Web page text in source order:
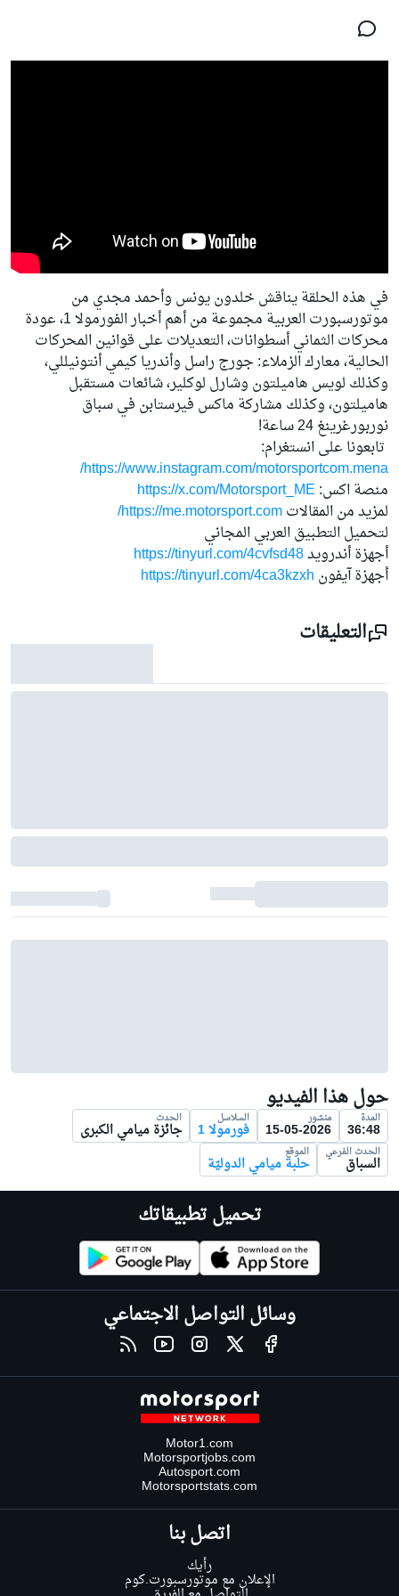
في هذه الحلقة يناقش خلدون يونس وأحمد مجدي من
موتورسبورت العربية مجموعة من أهم أخبار الفورمولا 1، عودة
محركات الثماني أسطوانات، التعديلات على قوانين المحركات
الحالية، معارك الزملاء: جورج راسل وأندريا كيمي أنتونيللي،
وكذلك لويس هاميلتون وشارل لوكلير، شائعات مستقبل
هاميلتون، وكذلك مشاركة ماكس فيرستابن في سباق
نوربورغرينغ 24 ساعة!
تابعونا على انستغرام:
https://www.instagram.com/motorsportcom.mena/
منصة اكس: https://x.com/Motorsport_ME
لمزيد من المقالاتhttps://me.motorsport.com/
لتحميل التطبيق العربي المجاني
أجهزة أندرويدhttps://tinyurl.com/4cvfsd48
أجهزة آيفون https://tinyurl.com/4ca3kzxh
التعليقات
حول هذا الفيديو
المدة
36:48
منشور
15-05-2026
السلاسل
فورمولا 1
الحدث
جائزة ميامي الكبرى
الحدث الفرعي
السباق
الموقع
حلبة ميامي الدوليّة
تحميل تطبيقاتك
وسائل التواصل الاجتماعي
Motor1.com
Motorsportjobs.com
Autosport.com
Motorsportstats.com
اتصل بنا
رأيك
الإعلان مع موتورسبورت.كوم